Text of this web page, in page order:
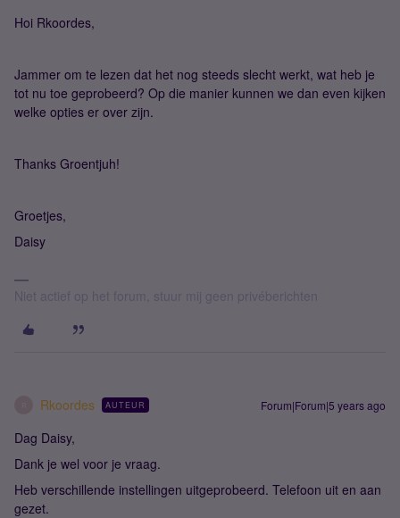
Hoi Rkoordes,
Jammer om te lezen dat het nog steeds slecht werkt, wat heb je
tot nu toe geprobeerd? Op die manier kunnen we dan even kijken
welke opties er over zijn.
Thanks Groentjuh!
Groetjes,
Daisy
Niet actief op het forum, stuur mij geen privéberichten
Rkoordes AUTEUR Forum|Forum|5 years ago
Dag Daisy,
Dank je wel voor je vraag.
Heb verschillende instellingen uitgeprobeerd. Telefoon uit en aan
gezet.